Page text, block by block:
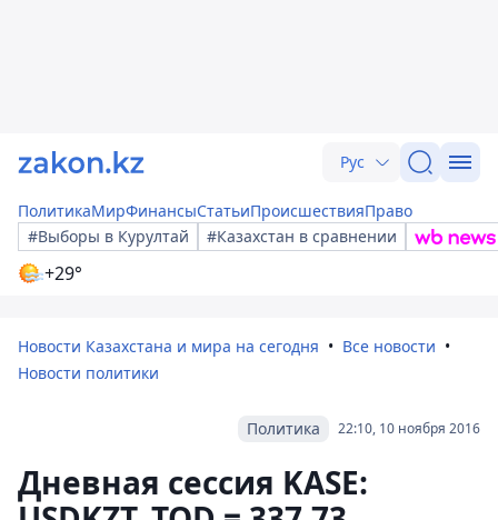
Рус
ПолитикаМирФинансыСтатьиПроисшествияПраво
#Выборы в Курултай
#Казахстан в сравнении
+29°
Новости Казахстана и мира на сегодня
Все новости
Новости политики
22:10, 10 ноября 2016
Политика
Дневная сессия KASE: